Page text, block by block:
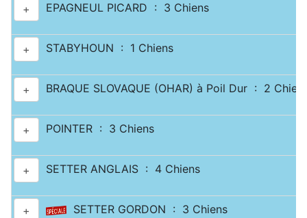
+ EPAGNEUL PICARD : 3 Chiens
+ STABYHOUN : 1 Chiens
+ BRAQUE SLOVAQUE (OHAR) à Poil Dur : 2
+ POINTER : 3 Chiens
+ SETTER ANGLAIS : 4 Chiens
+ SETTER GORDON : 3 Chiens